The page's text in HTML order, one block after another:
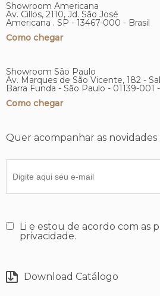
Showroom Americana
Av. Cillos, 2110, Jd. São José
Americana . SP - 13467-000 - Brasil
Como chegar
Showroom São Paulo
Av. Marques de São Vicente, 182 -
Barra Funda - São Paulo - 01139-001
Como chegar
Quer acompanhar as
Li e estou de acordo com as
privacidade.
Download Catálogo